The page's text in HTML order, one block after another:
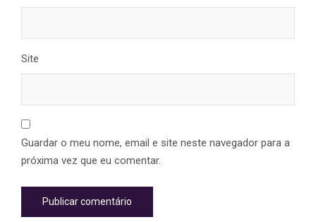
Site
Guardar o meu nome, email e site neste navegador para a
próxima vez que eu comentar.